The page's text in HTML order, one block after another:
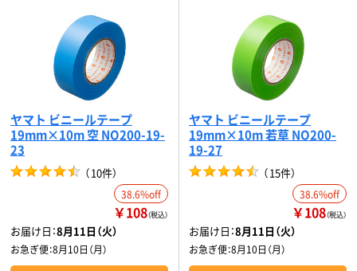
ヤマト ビニールテープ
19mm×10m 空 NO200-19-
23
（10件）
38.6%off
￥108（税込）
お届け日：8月11日（火）
お急ぎ便：8月10日（月）
ヤマト ビニールテープ
19mm×10m 若草 NO200-
19-27
（15件）
38.6%off
￥108（税込）
お届け日：8月11日（火）
お急ぎ便：8月10日（月）